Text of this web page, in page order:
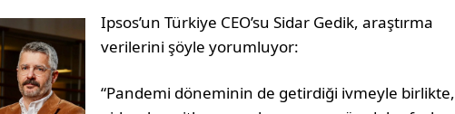
Ipsos’un Türkiye CEO’su Sidar Gedik, araştırma
verilerini şöyle yorumluyor:
“Pandemi döneminin de getirdiği ivmeyle birlikte,